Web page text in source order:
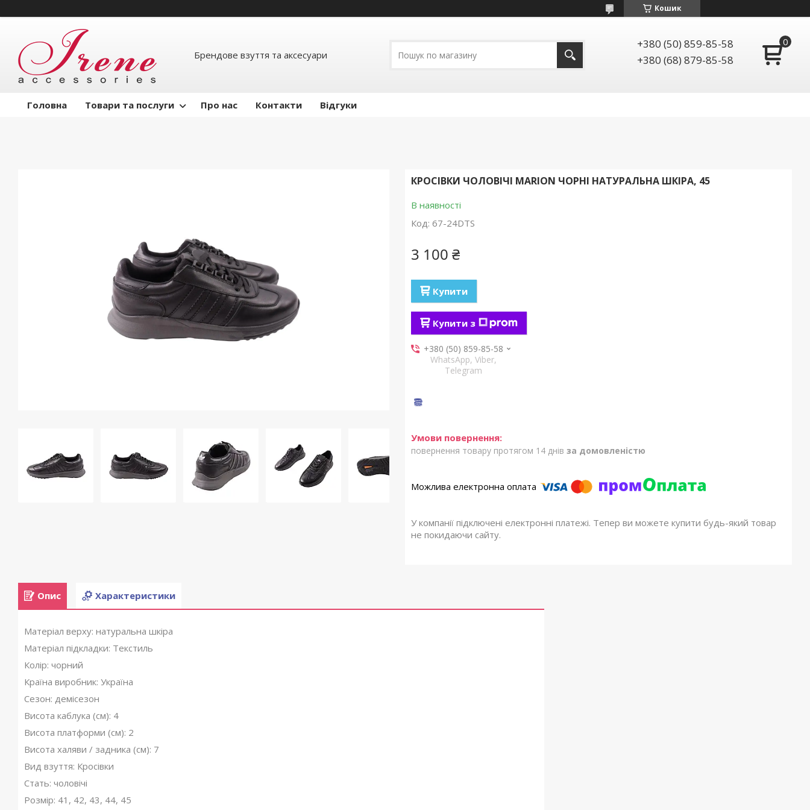
Кошик
Брендове взуття та аксесуари
+380 (50) 859-85-58
+380 (68) 879-85-58
Головна Товари та послуги Про нас Контакти Відгуки
КРОСІВКИ ЧОЛОВІЧІ MARION ЧОРНІ НАТУРАЛЬНА ШКІРА, 45
В наявності
Код: 67-24DTS
3 100 ₴
Купити
Купити з
+380 (50) 859-85-58
WhatsApp, Viber,
Telegram
повернення товару протягом 14 днів за домовленістю
У компанії підключені електронні платежі. Тепер ви можете купити будь-який товар
не покидаючи сайту.
Опис Характеристики
Матеріал верху: натуральна шкіра
Матеріал підкладки: Текстиль
Колір: чорний
Країна виробник: Україна
Сезон: демісезон
Висота каблука (см): 4
Висота платформи (см): 2
Висота халяви / задника (см): 7
Вид взуття: Кросівки
Стать: чоловічі
Розмір: 41, 42, 43, 44, 45